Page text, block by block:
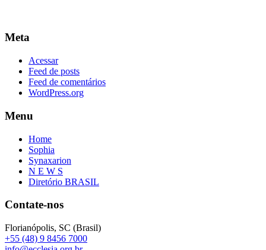
Meta
Acessar
Feed de posts
Feed de comentários
WordPress.org
Menu
Home
Sophia
Synaxarion
N E W S
Diretório BRASIL
Contate-nos
Florianópolis, SC (Brasil)
+55 (48) 9 8456 7000